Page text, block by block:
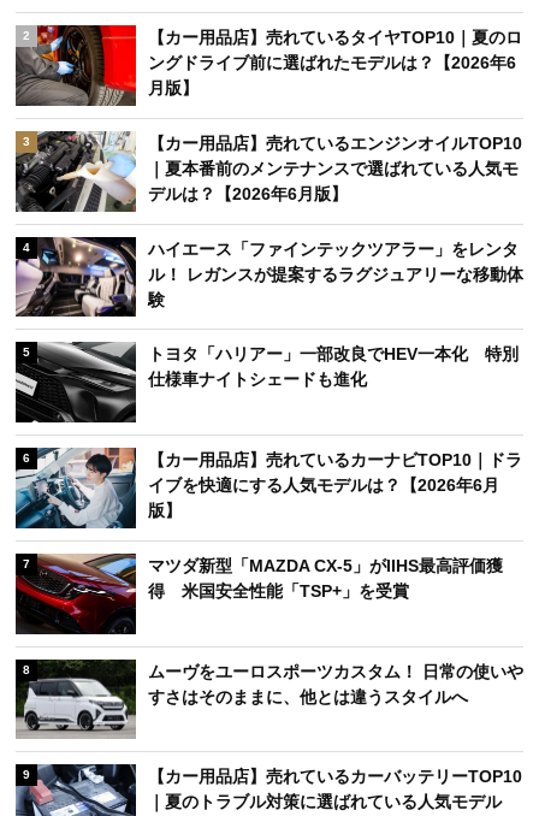
2
【カー用品店】売れているタイヤTOP10｜夏のロ
ングドライブ前に選ばれたモデルは？【2026年6
月版】
3
【カー用品店】売れているエンジンオイルTOP10
｜夏本番前のメンテナンスで選ばれている人気モ
デルは？【2026年6月版】
4
ハイエース「ファインテックツアラー」をレンタ
ル！ レガンスが提案するラグジュアリーな移動体
験
5
トヨタ「ハリアー」一部改良でHEV一本化 特別
仕様車ナイトシェードも進化
6
【カー用品店】売れているカーナビTOP10｜ドラ
イブを快適にする人気モデルは？【2026年6月
版】
7
マツダ新型「MAZDA CX-5」がIIHS最高評価獲
得 米国安全性能「TSP+」を受賞
8
ムーヴをユーロスポーツカスタム！ 日常の使いや
すさはそのままに、他とは違うスタイルへ
9
【カー用品店】売れているカーバッテリーTOP10
｜夏のトラブル対策に選ばれている人気モデル